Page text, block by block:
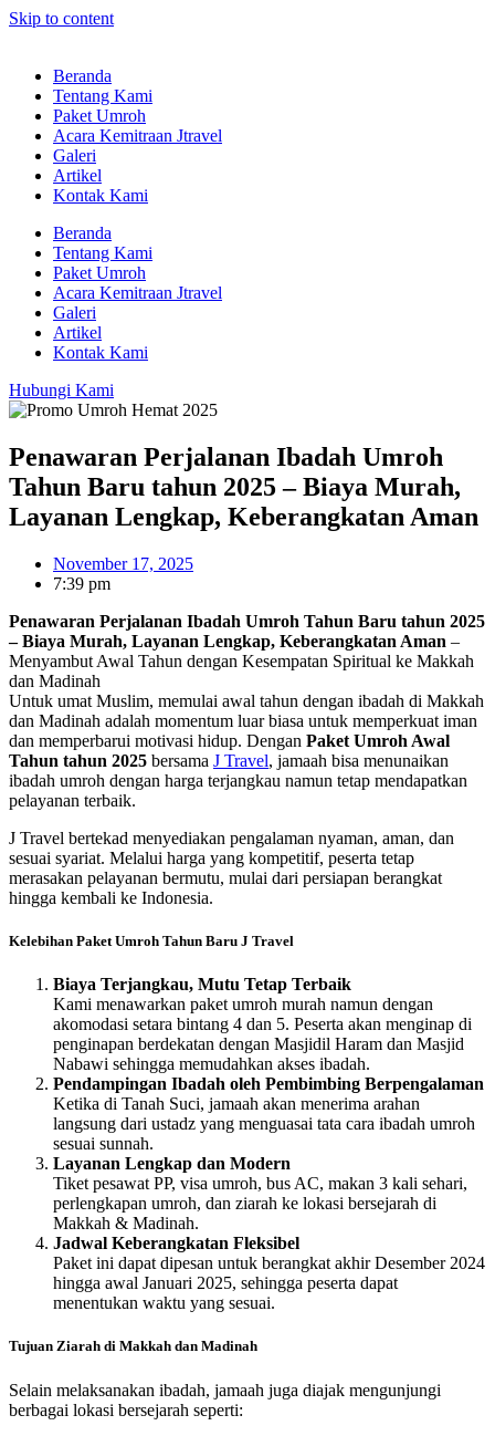
Skip to content
Beranda
Tentang Kami
Paket Umroh
Acara Kemitraan Jtravel
Galeri
Artikel
Kontak Kami
Beranda
Tentang Kami
Paket Umroh
Acara Kemitraan Jtravel
Galeri
Artikel
Kontak Kami
Hubungi Kami
Penawaran Perjalanan Ibadah Umroh
Tahun Baru tahun 2025 – Biaya Murah,
Layanan Lengkap, Keberangkatan Aman
November 17, 2025
7:39 pm
Penawaran Perjalanan Ibadah Umroh Tahun Baru tahun 2025
– Biaya Murah, Layanan Lengkap, Keberangkatan Aman –
Menyambut Awal Tahun dengan Kesempatan Spiritual ke Makkah
dan Madinah
Untuk umat Muslim, memulai awal tahun dengan ibadah di Makkah
dan Madinah adalah momentum luar biasa untuk memperkuat iman
dan memperbarui motivasi hidup. Dengan Paket Umroh Awal
Tahun tahun 2025 bersama J Travel, jamaah bisa menunaikan
ibadah umroh dengan harga terjangkau namun tetap mendapatkan
pelayanan terbaik.
J Travel bertekad menyediakan pengalaman nyaman, aman, dan
sesuai syariat. Melalui harga yang kompetitif, peserta tetap
merasakan pelayanan bermutu, mulai dari persiapan berangkat
hingga kembali ke Indonesia.
Kelebihan Paket Umroh Tahun Baru J Travel
Biaya Terjangkau, Mutu Tetap Terbaik
Kami menawarkan paket umroh murah namun dengan
akomodasi setara bintang 4 dan 5. Peserta akan menginap di
penginapan berdekatan dengan Masjidil Haram dan Masjid
Nabawi sehingga memudahkan akses ibadah.
Pendampingan Ibadah oleh Pembimbing Berpengalaman
Ketika di Tanah Suci, jamaah akan menerima arahan
langsung dari ustadz yang menguasai tata cara ibadah umroh
sesuai sunnah.
Layanan Lengkap dan Modern
Tiket pesawat PP, visa umroh, bus AC, makan 3 kali sehari,
perlengkapan umroh, dan ziarah ke lokasi bersejarah di
Makkah & Madinah.
Jadwal Keberangkatan Fleksibel
Paket ini dapat dipesan untuk berangkat akhir Desember 2024
hingga awal Januari 2025, sehingga peserta dapat
menentukan waktu yang sesuai.
Tujuan Ziarah di Makkah dan Madinah
Selain melaksanakan ibadah, jamaah juga diajak mengunjungi
berbagai lokasi bersejarah seperti: